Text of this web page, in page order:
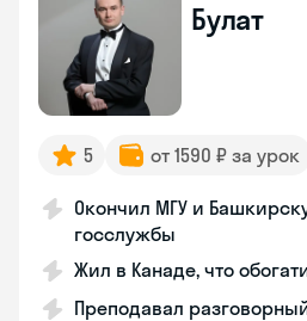
Булат
5 от 1590 ₽ за урок
Окончил МГУ и
госслужбы
Жил в Канаде, что
Преподавал